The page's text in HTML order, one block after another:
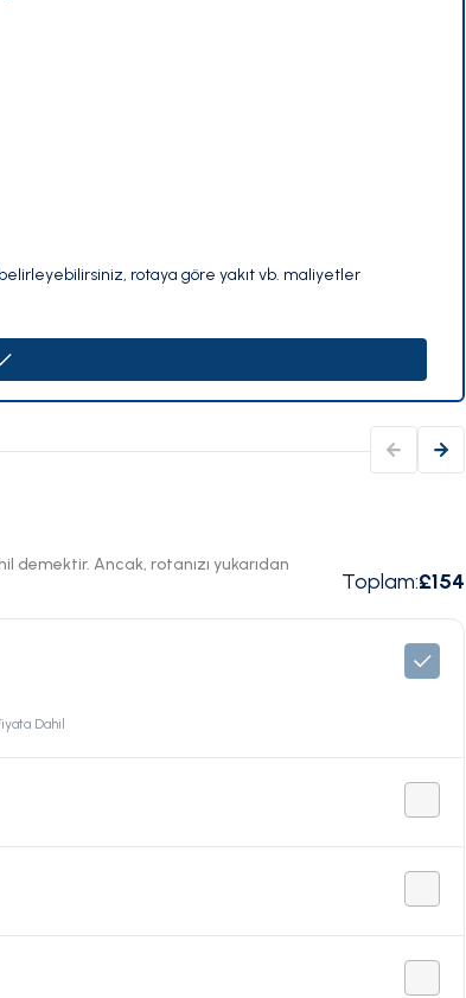
belirleyebilirsiniz, rotaya göre yakıt vb. maliyetler
demektir. Ancak, rotanızı yukarıdan
Toplam:£154
Dahil